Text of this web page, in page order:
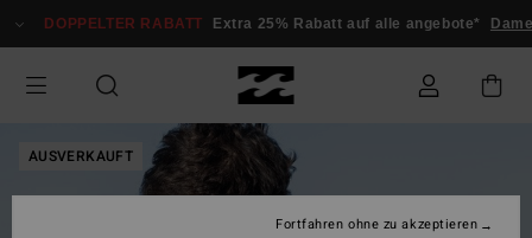
zur
springen
DOPPELTER RABATT Extra 25% Rabatt auf alle angebote* Damen
AUSVERKAUFT
Fortfahren ohne zu akzeptieren